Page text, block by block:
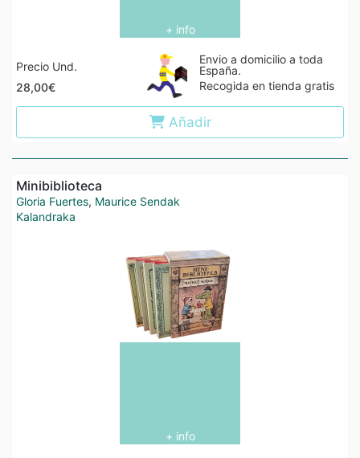
+ info
Precio Und.
28,00€
Envio a domicilio a toda
España.
Recogida en tienda gratis
Añadir
Minibiblioteca
Gloria Fuertes, Maurice Sendak
Kalandraka
+ info